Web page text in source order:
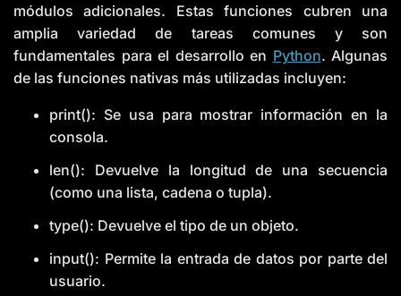
módulos adicionales. Estas funciones cubren una
amplia variedad de tareas comunes y son
fundamentales para el desarrollo en Python. Algunas
de las funciones nativas más utilizadas incluyen:
print(): Se usa para mostrar información en la
consola.
len(): Devuelve la longitud de una secuencia
(como una lista, cadena o tupla).
type(): Devuelve el tipo de un objeto.
input(): Permite la entrada de datos por parte del
usuario.